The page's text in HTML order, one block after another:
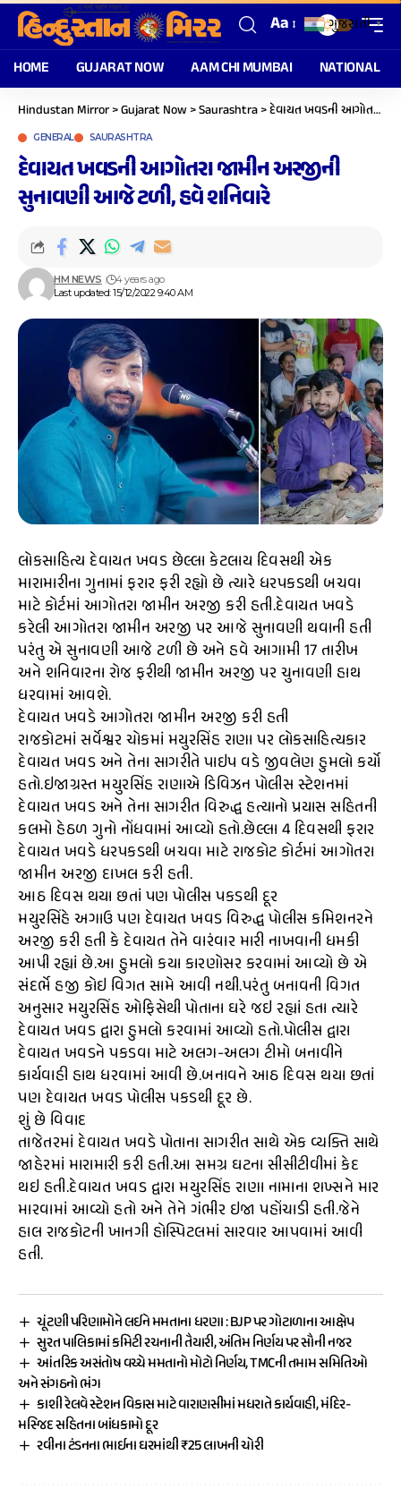
Aa
HOME GUJARAT NOW AAM CHI MUMBAI NATIONAL
Hindustan Mirror>Gujarat Now>Saurashtra>દેવાયત ખવડની આગોતરા જામીન અરજીની સુનાવણી આજે ટળી, હવે શનિવારે
GENERAL SAURASHTRA
દેવાયત ખવડની આગોતરા જામીન અરજીની
સુનાવણી આજે ટળી, હવે શનિવારે
Last updated: 15/12/2022 9:40 AM
HM NEWS 4 years ago
લોકસાહિત્ય દેવાયત ખવડ છેલ્લા કેટલાય દિવસથી એક
મારામારીના ગુનામાં ફરાર ફરી રહ્યો છે ત્યારે ધરપકડથી બચવા
માટે કોર્ટમાં આગોતરા જામીન અરજી કરી હતી.દેવાયત ખવડે
કરેલી આગોતરા જામીન અરજી પર આજે સુનાવણી થવાની હતી
પરંતુ એ સુનાવણી આજે ટળી છે અને હવે આગામી 17 તારીખ
અને શનિવારના રોજ ફરીથી જામીન અરજી પર ચુનાવણી હાથ
ધરવામાં આવશે.
દેવાયત ખવડે આગોતરા જામીન અરજી કરી હતી
રાજકોટમાં સર્વેશ્વર ચોકમાં મયુરસિંહ રાણા પર લોકસાહિત્યકાર
દેવાયત ખવડ અને તેના સાગરીતે પાઇપ વડે જીવલેણ હુમલો કર્યો
હતો.ઇજાગ્રસ્ત મયુરસિંહ રાણાએ ડિવિઝન પોલીસ સ્ટેશનમાં
દેવાયત ખવડ અને તેના સાગરીત વિરુદ્ધ હત્યાનો પ્રયાસ સહિતની
કલમો હેઠળ ગુનો નોંધવામાં આવ્યો હતો.છેલ્લા 4 દિવસથી ફરાર
દેવાયત ખવડે ધરપકડથી બચવા માટે રાજકોટ કોર્ટમાં આગોતરા
જામીન અરજી દાખલ કરી હતી.
આઠ દિવસ થયા છતાં પણ પોલીસ પકડથી દૂર
મયુરસિંહે અગાઉ પણ દેવાયત ખવડ વિરુદ્ધ પોલીસ કમિશનરને
અરજી કરી હતી કે દેવાયત તેને વારંવાર મારી નાખવાની ધમકી
આપી રહ્યાં છે.આ હુમલો કયા કારણોસર કરવામાં આવ્યો છે એ
સંદર્ભે હજી કોઇ વિગત સામે આવી નથી.પરંતુ બનાવની વિગત
અનુસાર મયુરસિંહ ઓફિસેથી પોતાના ઘરે જઇ રહ્યાં હતા ત્યારે
દેવાયત ખવડ દ્વારા હુમલો કરવામાં આવ્યો હતો.પોલીસ દ્વારા
દેવાયત ખવડને પકડવા માટે અલગ-અલગ ટીમો બનાવીને
કાર્યવાહી હાથ ધરવામાં આવી છે.બનાવને આઠ દિવસ થયા છતાં
પણ દેવાયત ખવડ પોલીસ પકડથી દૂર છે.
શું છે વિવાદ
તાજેતરમાં દેવાયત ખવડે પોતાના સાગરીત સાથે એક વ્યક્તિ સાથે
જાહેરમાં મારામારી કરી હતી.આ સમગ્ર ઘટના સીસીટીવીમાં કેદ
થઇ હતી.દેવાયત ખવડ દ્વારા મયુરસિંહ રાણા નામાના શખ્સને માર
મારવામાં આવ્યો હતો અને તેને ગંભીર ઇજા પહોંચાડી હતી.જેને
હાલ રાજકોટની ખાનગી હોસ્પિટલમાં સારવાર આપવામાં આવી
હતી.
ચૂંટણી પરિણામોને લઈને મમતાના ધરણા : BJP પર ગોટાળાના આક્ષેપ
સુરત પાલિકામાં કમિટી રચનાની તૈયારી, અંતિમ નિર્ણય પર સૌની નજર
આંતરિક અસંતોષ વચ્ચે મમતાનો મોટો નિર્ણય, TMCની તમામ સમિતિઓ
અને સંગઠનો ભંગ
કાશી રેલવે સ્ટેશન વિકાસ માટે વારાણસીમાં મધરાતે કાર્યવાહી, મંદિર-
મસ્જિદ સહિતના બાંધકામો દૂર
રવીના ટંડનના ભાઈના ઘરમાંથી ₹25 લાખની ચોરી
ગુજરાતી ▼